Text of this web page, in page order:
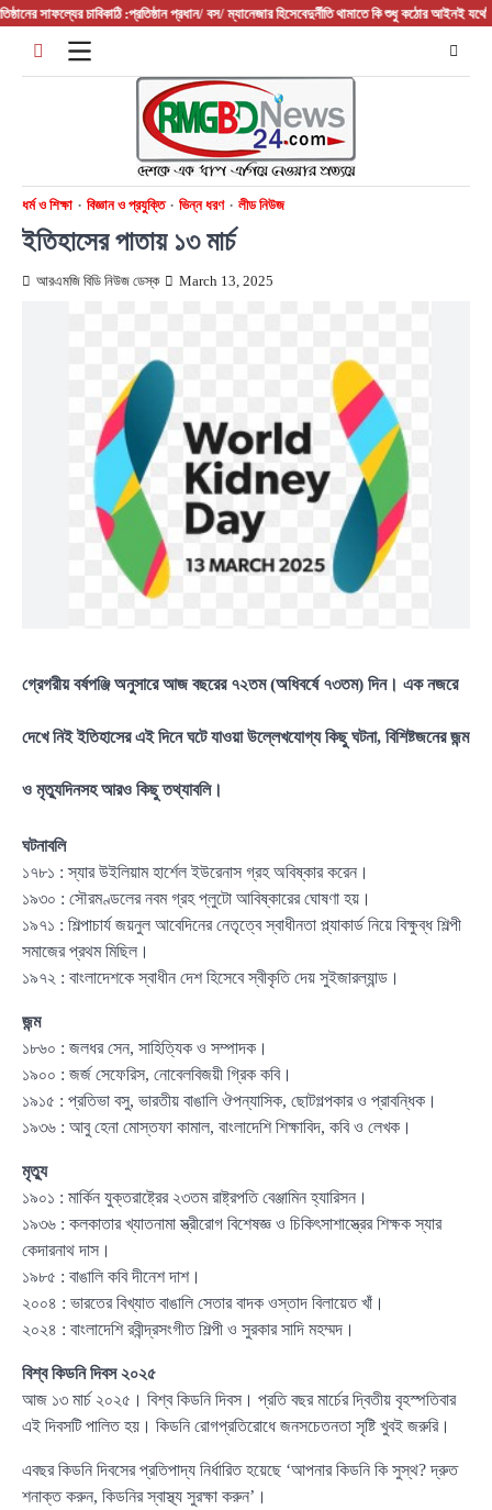
Skip
সাফল্যের চাবিকাঠি :প্রতিষ্ঠান প্রধান/ বস/ ম্যানেজার হিসেবেদুর্নীতি থামাতে কি শুধু কঠোর আইনই যথেষ্ট?
ধর্ম ও শিক্ষা বিজ্ঞান ও প্রযুক্তি ভিন্ন ধরণ লীড নিউজ
ইতিহাসের পাতায় ১৩ মার্চ
আরএমজি বিডি নিউজ ডেস্ক March 13, 2025
গ্রেগরীয় বর্ষপঞ্জি অনুসারে আজ বছরের ৭২তম (অধিবর্ষে ৭৩তম) দিন। এক নজরে
দেখে নিই ইতিহাসের এই দিনে ঘটে যাওয়া উল্লেখযোগ্য কিছু ঘটনা, বিশিষ্টজনের জন্ম
ও মৃত্যুদিনসহ আরও কিছু তথ্যাবলি।
ঘটনাবলি
১৭৮১ : স্যার উইলিয়াম হার্শেল ইউরেনাস গ্রহ অবিষ্কার করেন।
১৯৩০ : সৌরমণ্ডলের নবম গ্রহ প্লুটো আবিষ্কারের ঘোষণা হয়।
১৯৭১ : শিল্পাচার্য জয়নুল আবেদিনের নেতৃত্বে স্বাধীনতা প্ল্যাকার্ড নিয়ে বিক্ষুব্ধ শিল্পী
সমাজের প্রথম মিছিল।
১৯৭২ : বাংলাদেশকে স্বাধীন দেশ হিসেবে স্বীকৃতি দেয় সুইজারল্যান্ড।
জন্ম
১৮৬০ : জলধর সেন, সাহিত্যিক ও সম্পাদক।
১৯০০ : জর্জ সেফেরিস, নোবেলবিজয়ী গ্রিক কবি।
১৯১৫ : প্রতিভা বসু, ভারতীয় বাঙালি ঔপন্যাসিক, ছোটগল্পকার ও প্রাবন্ধিক।
১৯৩৬ : আবু হেনা মোস্তফা কামাল, বাংলাদেশি শিক্ষাবিদ, কবি ও লেখক।
মৃত্যু
১৯০১ : মার্কিন যুক্তরাষ্ট্রের ২৩তম রাষ্ট্রপতি বেঞ্জামিন হ্যারিসন।
১৯৩৬ : কলকাতার খ্যাতনামা স্ত্রীরোগ বিশেষজ্ঞ ও চিকিৎসাশাস্ত্রের শিক্ষক স্যার
কেদারনাথ দাস।
১৯৮৫ : বাঙালি কবি দীনেশ দাশ।
২০০৪ : ভারতের বিখ্যাত বাঙালি সেতার বাদক ওস্তাদ বিলায়েত খাঁ।
২০২৪ : বাংলাদেশি রবীন্দ্রসংগীত শিল্পী ও সুরকার সাদি মহম্মদ।
বিশ্ব কিডনি দিবস ২০২৫
আজ ১৩ মার্চ ২০২৫। বিশ্ব কিডনি দিবস। প্রতি বছর মার্চের দ্বিতীয় বৃহস্পতিবার
এই দিবসটি পালিত হয়। কিডনি রোগপ্রতিরোধে জনসচেতনতা সৃষ্টি খুবই জরুরি।
এবছর কিডনি দিবসের প্রতিপাদ্য নির্ধারিত হয়েছে ‘আপনার কিডনি কি সুস্থ? দ্রুত
শনাক্ত করুন, কিডনির স্বাস্থ্য সুরক্ষা করুন’।